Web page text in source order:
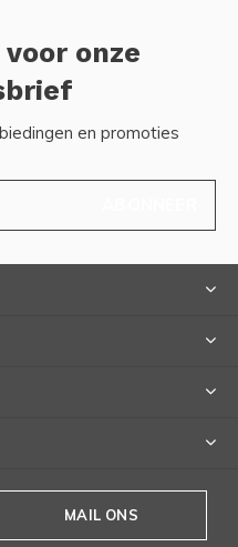
onze
en promoties
MAIL ONS